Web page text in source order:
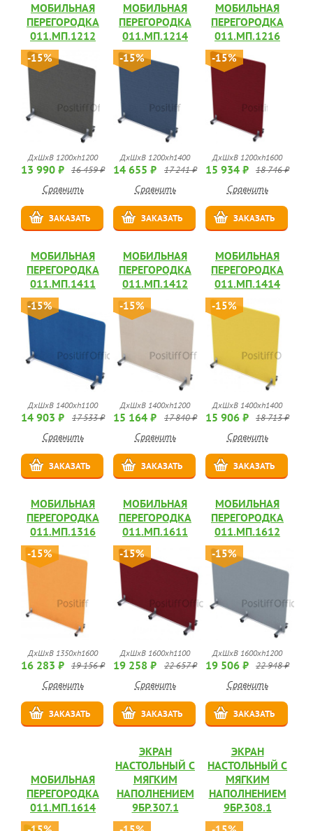
МОБИЛЬНАЯ
ПЕРЕГОРОДКА
011.МП.1212
-15%
ДхШхВ 1200хh1200
13 990 ₽ 16 459 ₽
Сравнить
ЗАКАЗАТЬ
МОБИЛЬНАЯ
ПЕРЕГОРОДКА
011.МП.1214
-15%
ДхШхВ 1200хh1400
14 655 ₽ 17 241 ₽
Сравнить
ЗАКАЗАТЬ
МОБИЛЬНАЯ
ПЕРЕГОРОДКА
011.МП.1216
-15%
ДхШхВ 1200хh1600
15 934 ₽ 18 746 ₽
Сравнить
ЗАКАЗАТЬ
МОБИЛЬНАЯ
ПЕРЕГОРОДКА
011.МП.1411
-15%
ДхШхВ 1400хh1100
14 903 ₽ 17 533 ₽
Сравнить
ЗАКАЗАТЬ
МОБИЛЬНАЯ
ПЕРЕГОРОДКА
011.МП.1412
-15%
ДхШхВ 1400хh1200
15 164 ₽ 17 840 ₽
Сравнить
ЗАКАЗАТЬ
МОБИЛЬНАЯ
ПЕРЕГОРОДКА
011.МП.1414
-15%
ДхШхВ 1400хh1400
15 906 ₽ 18 713 ₽
Сравнить
ЗАКАЗАТЬ
МОБИЛЬНАЯ
ПЕРЕГОРОДКА
011.МП.1316
-15%
ДхШхВ 1350хh1600
16 283 ₽ 19 156 ₽
Сравнить
ЗАКАЗАТЬ
МОБИЛЬНАЯ
ПЕРЕГОРОДКА
011.МП.1611
-15%
ДхШхВ 1600хh1100
19 258 ₽ 22 657 ₽
Сравнить
ЗАКАЗАТЬ
МОБИЛЬНАЯ
ПЕРЕГОРОДКА
011.МП.1612
-15%
ДхШхВ 1600хh1200
19 506 ₽ 22 948 ₽
Сравнить
ЗАКАЗАТЬ
МОБИЛЬНАЯ
ПЕРЕГОРОДКА
011.МП.1614
ЭКРАН
НАСТОЛЬНЫЙ С
МЯГКИМ
НАПОЛНЕНИЕМ
9БР.307.1
ЭКРАН
НАСТОЛЬНЫЙ С
МЯГКИМ
НАПОЛНЕНИЕМ
9БР.308.1